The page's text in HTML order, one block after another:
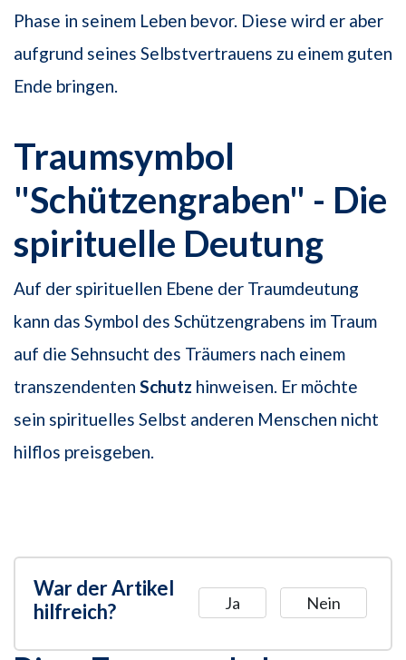
Phase in seinem Leben bevor. Diese wird er aber
aufgrund seines Selbstvertrauens zu einem guten
Ende bringen.
Traumsymbol
"Schützengraben" - Die
spirituelle Deutung
Auf der spirituellen Ebene der Traumdeutung
kann das Symbol des Schützengrabens im Traum
auf die Sehnsucht des Träumers nach einem
transzendenten Schutz hinweisen. Er möchte
sein spirituelles Selbst anderen Menschen nicht
hilflos preisgeben.
War der Artikel
hilfreich?
Ja Nein